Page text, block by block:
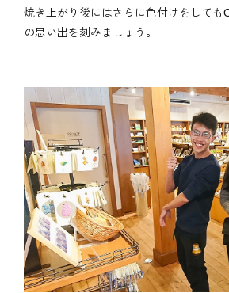
焼き上がり後にはさらに色付けをしても
の思い出を刻みましょう。